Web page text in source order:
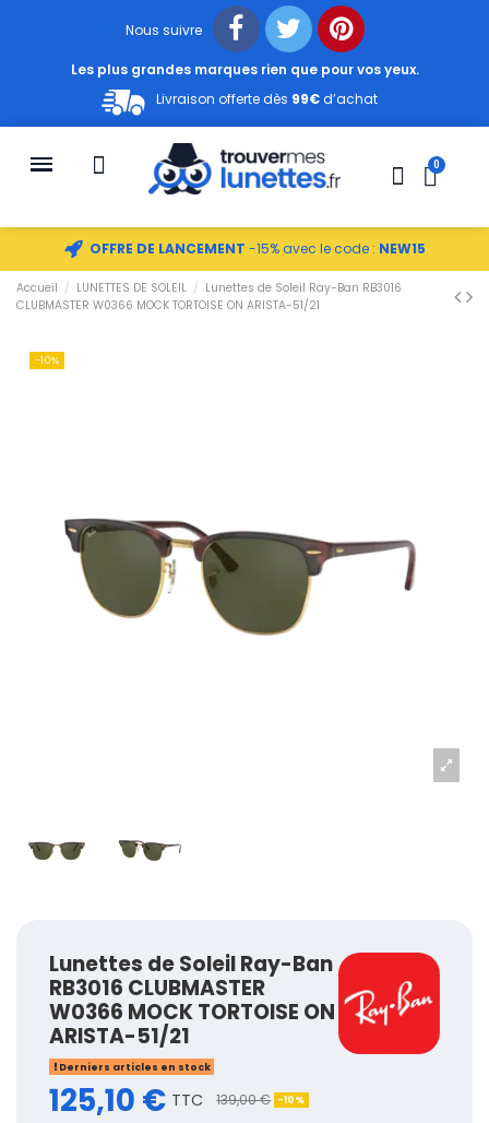
Nous suivre
Les plus grandes marques rien que pour vos yeux.
Livraison offerte dès 99€d’achat
OFFRE DE LANCEMENT -15% avec le code : NEW15
Accueil LUNETTES DE SOLEIL
Lunettes de Soleil Ray-Ban RB3016
CLUBMASTER W0366 MOCK TORTOISE ON ARISTA-51/21
-10%
Lunettes de Soleil Ray-Ban
RB3016 CLUBMASTER
W0366 MOCK TORTOISE ON
ARISTA-51/21
Derniers articles en stock
125,10 € TTC 139,00 € -10%